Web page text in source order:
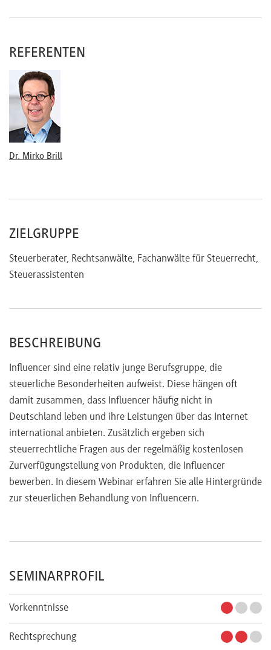
Vorgehen bei Fehlern der Vergangenheit?
Umgang mit Strafverfahren?
Gestaltungserwägungen
Existieren Steuergestaltungen zur Reduzierung der
Steuerlast?
REFERENTEN
Dr. Mirko Brill
ZIELGRUPPE
Steuerberater, Rechtsanwälte, Fachanwälte für Steuerrecht,
Steuerassistenten
BESCHREIBUNG
Influencer sind eine relativ junge Berufsgruppe, die
steuerliche Besonderheiten aufweist. Diese hängen oft
damit zusammen, dass Influencer häufig nicht in
Deutschland leben und ihre Leistungen über das Internet
international anbieten. Zusätzlich ergeben sich
steuerrechtliche Fragen aus der regelmäßig kostenlosen
Zurverfügungstellung von Produkten, die Influencer
bewerben. In diesem Webinar erfahren Sie alle Hintergründe
zur steuerlichen Behandlung von Influencern.
SEMINARPROFIL
Vorkenntnisse
Rechtsprechung